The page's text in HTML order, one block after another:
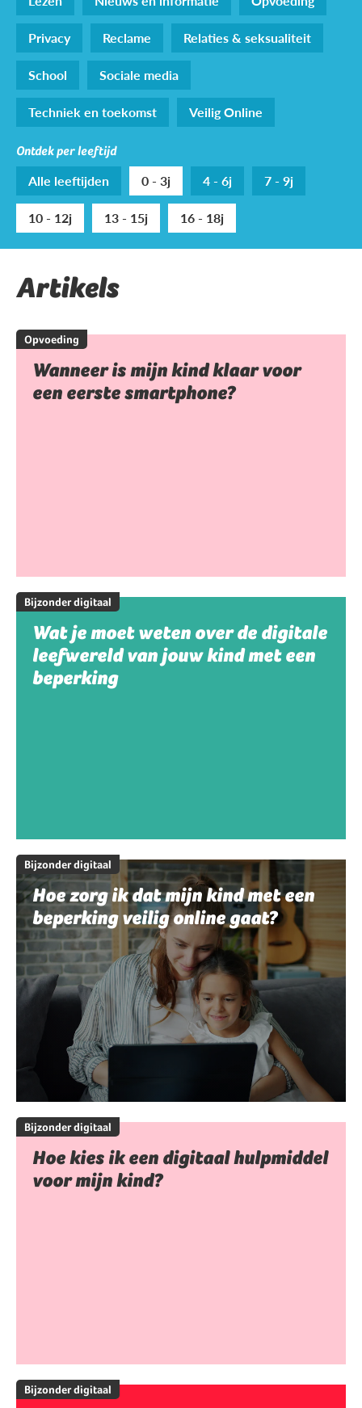
Privacy
Reclame
Relaties & seksualiteit
School
Sociale media
Techniek en toekomst
Veilig Online
Ontdek per leeftijd
Alle leeftijden 0 - 3j 4 - 6j
7 - 9j
10 - 12j
13 - 15j 16 - 18j
Artikels
Opvoeding
Wanneer is mijn kind klaar voor
een eerste smartphone?
Bijzonder digitaal
Wat je moet weten over de digitale
leefwereld van jouw kind met een
beperking
Bijzonder digitaal
Hoe zorg ik dat mijn kind met een
beperking veilig online gaat?
Bijzonder digitaal
Hoe kies ik een digitaal hulpmiddel
voor mijn kind?
Bijzonder digitaal